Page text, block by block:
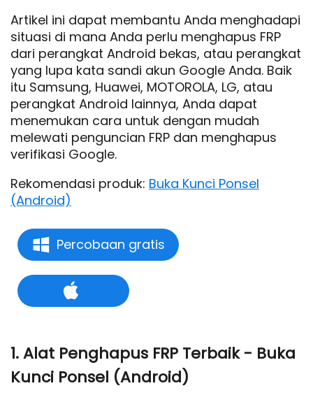
Artikel ini dapat membantu Anda menghadapi
situasi di mana Anda perlu menghapus FRP
dari perangkat Android bekas, atau perangkat
yang lupa kata sandi akun Google Anda. Baik
itu Samsung, Huawei, MOTOROLA, LG, atau
perangkat Android lainnya, Anda dapat
menemukan cara untuk dengan mudah
melewati penguncian FRP dan menghapus
verifikasi Google.
Rekomendasi produk: Buka Kunci Ponsel
(Android)
Percobaan gratis
1. Alat Penghapus FRP Terbaik - Buka
Kunci Ponsel (Android)